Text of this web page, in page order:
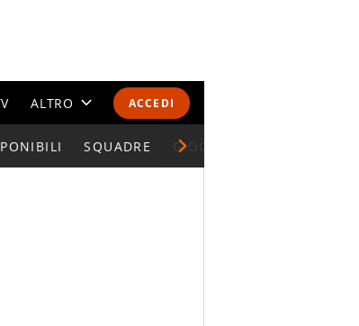
ACCEDI
ALTRO
CALENDARI E CLASSIFICHE
SQUADRE GIOCATORI SERIE A